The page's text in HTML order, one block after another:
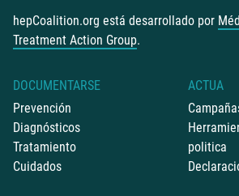
hepCoalition.org está desarrollado por
Treatment Action Group.
DOCUMENTARSE
Prevención
Diagnósticos
Tratamiento
Cuidados
ACTUA
politica